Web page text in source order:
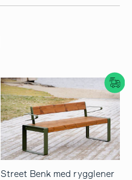
Street Benk med rygglener